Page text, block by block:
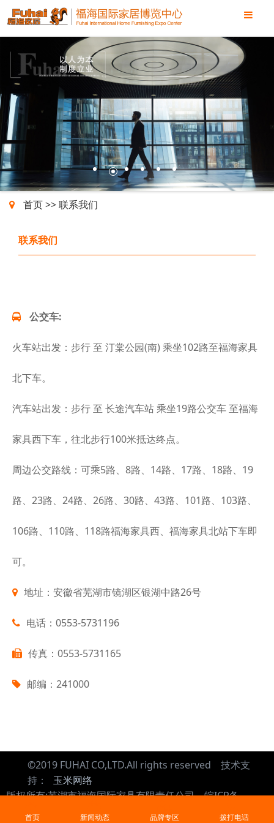
1 2 3 4 5 6
首页>>联系我们
联系我们
公交车:
火车站出发：步行 至 汀棠公园(南) 乘坐102路至福海家具
北下车。
汽车站出发：步行 至 长途汽车站 乘坐19路公交车 至福海
家具西下车，往北步行100米抵达终点。
周边公交路线：可乘5路、8路、14路、17路、18路、19
路、23路、24路、26路、30路、43路、101路、103路、
106路、110路、118路福海家具西、福海家具北站下车即
可。
地址：安徽省芜湖市镜湖区银湖中路26号
电话：0553-5731196
传真：0553-5731165
邮编：241000
©2019 FUHAI CO,LTD.All rights reserved 技术支
持：
玉米网络
版权所有:芜湖市福海国际家具有限责任公司 皖ICP备
05005473号
首页 新闻动态 品牌专区 拨打电话